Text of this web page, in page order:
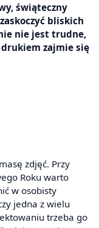
świąteczny
bliskich
nie jest trudne,
zajmie się
zdjęć. Przy
Roku warto
w osobisty
jedna z wielu
trzeba go